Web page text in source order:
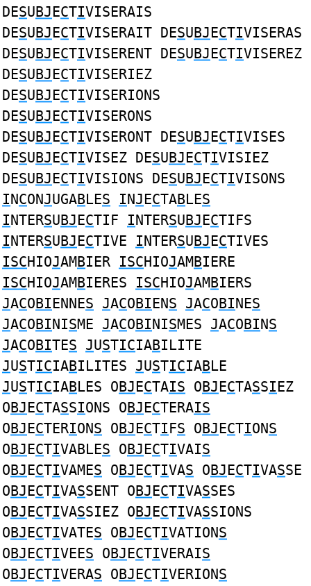
DESUBJECTIVISERAIS
DESUBJECTIVISERAIT DESUBJECTIVISERAS
DESUBJECTIVISERENT DESUBJECTIVISEREZ
DESUBJECTIVISERIEZ
DESUBJECTIVISERIONS
DESUBJECTIVISERONS
DESUBJECTIVISERONT DESUBJECTIVISES
DESUBJECTIVISEZ DESUBJECTIVISIEZ
DESUBJECTIVISIONS DESUBJECTIVISONS
INCONJUGABLES INJECTABLES
INTERSUBJECTIF INTERSUBJECTIFS
INTERSUBJECTIVE INTERSUBJECTIVES
ISCHIOJAMBIER ISCHIOJAMBIERE
ISCHIOJAMBIERES ISCHIOJAMBIERS
JACOBIENNES JACOBIENS JACOBINES
JACOBINISME JACOBINISMES JACOBINS
JACOBITES JUSTICIABILITE
JUSTICIABILITES JUSTICIABLE
JUSTICIABLES OBJECTAIS OBJECTASSIEZ
OBJECTASSIONS OBJECTERAIS
OBJECTERIONS OBJECTIFS OBJECTIONS
OBJECTIVABLES OBJECTIVAIS
OBJECTIVAMES OBJECTIVAS OBJECTIVASSE
OBJECTIVASSENT OBJECTIVASSES
OBJECTIVASSIEZ OBJECTIVASSIONS
OBJECTIVATES OBJECTIVATIONS
OBJECTIVEES OBJECTIVERAIS
OBJECTIVERAS OBJECTIVERIONS